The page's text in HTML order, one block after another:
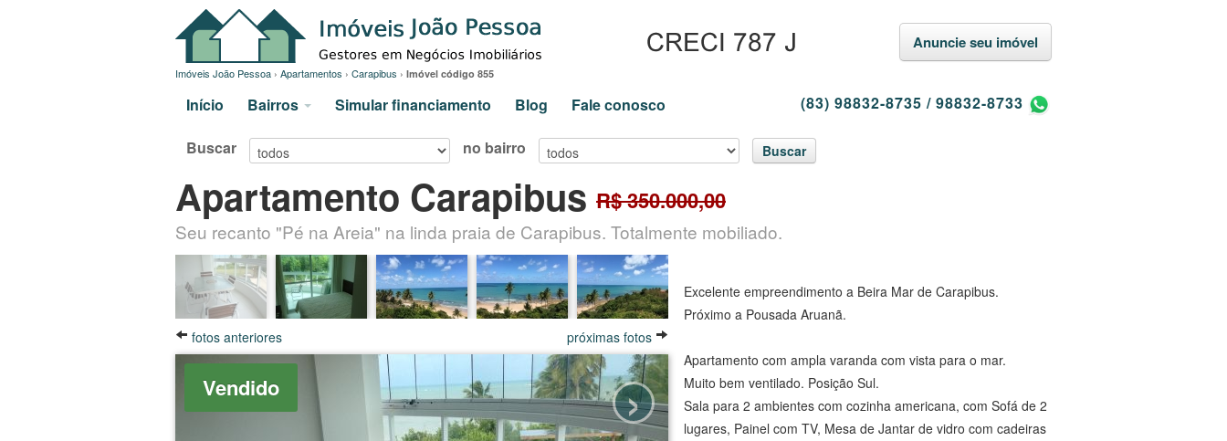
Anuncie seu imóvel
Imóveis João Pessoa › Apartamentos › Carapibus › Imóvel código 855
Início Bairros Simular financiamento Blog Fale conosco (83) 98832-8735 / 98832-8733
Buscar no bairro Buscar
Apartamento Carapibus R$ 350.000,00
Seu recanto "Pé na Areia" na linda praia de Carapibus. Totalmente mobiliado.
fotos anteriores próximas fotos
›
Vendido
Excelente empreendimento a Beira Mar de Carapibus.
Próximo a Pousada Aruanã.
Apartamento com ampla varanda com vista para o mar.
Muito bem ventilado. Posição Sul.
Sala para 2 ambientes com cozinha americana, com Sofá de 2
lugares, Painel com TV, Mesa de Jantar de vidro com cadeiras